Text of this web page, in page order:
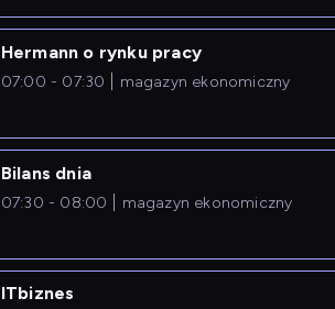
Hermann o rynku pracy
07:00 - 07:30 magazyn ekonomiczny
Bilans dnia
07:30 - 08:00 magazyn ekonomiczny
ITbiznes